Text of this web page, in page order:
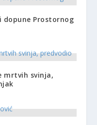
i dopune Prostornog
mrtvih svinja,